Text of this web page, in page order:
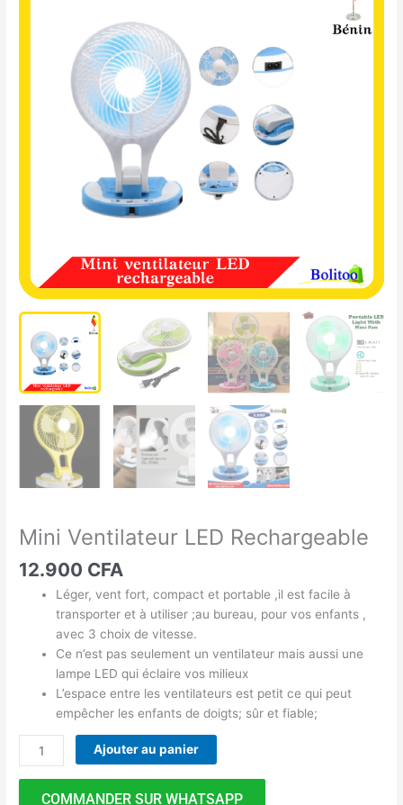
Mini Ventilateur LED Rechargeable
12.900 CFA
Léger, vent fort, compact et portable ,il est facile à
transporter et à utiliser ;au bureau, pour vos enfants ,
avec 3 choix de vitesse.
Ce n’est pas seulement un ventilateur mais aussi une
lampe LED qui éclaire vos milieux
L’espace entre les ventilateurs est petit ce qui peut
empêcher les enfants de doigts; sûr et fiable;
Rechargeable
Ajouter au panier
COMMANDER SUR WHATSAPP